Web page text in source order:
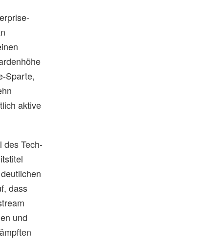
Sparte,
aktive
des Tech-
dass
und